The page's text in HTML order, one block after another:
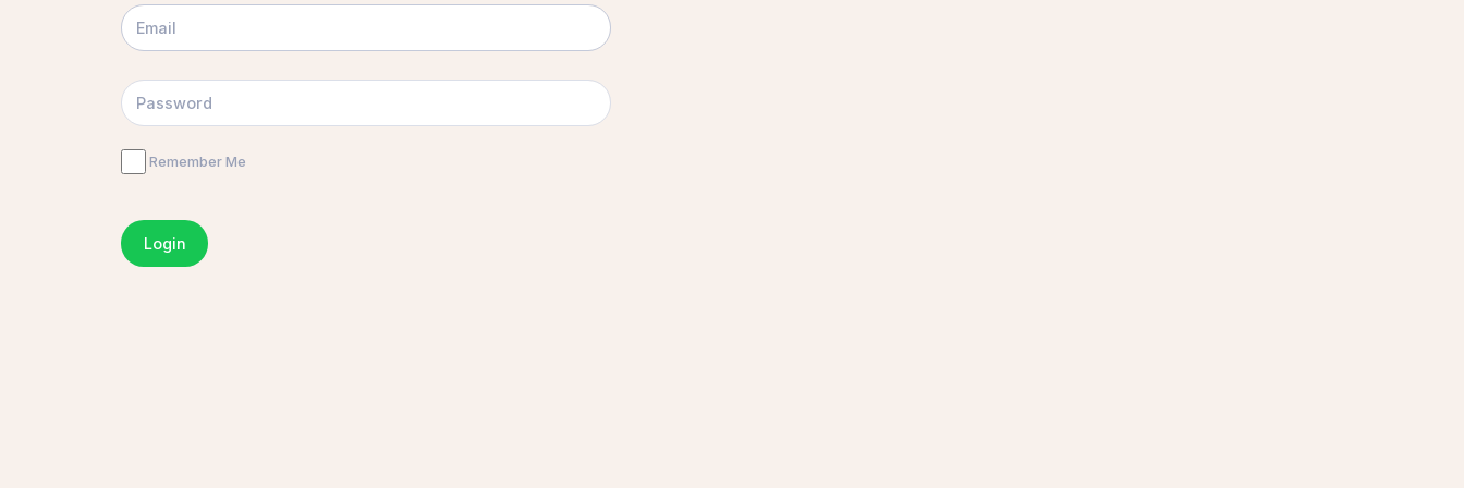
Remember Me
Login